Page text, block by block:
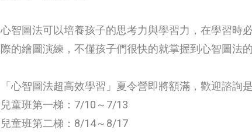
心智圖法可以培養孩子的思考力與學習力，在學習時
際的繪圖演練，不僅孩子們很快的就掌握到心智圖
「心智圖法超高效學習」夏令營即將額滿，歡迎諮詢
兒童班第一梯：7/10～7/13
兒童班第二梯：8/14～8/17